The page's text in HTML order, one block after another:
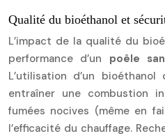
Qualité du bioéthanol et
L’impact de la qualité du
performance d’un poêle
L’utilisation d’un
entraîner une combustion
fumées nocives (même en
l’efficacité du chauffage.